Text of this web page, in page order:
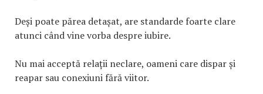
Deși poate părea detașat, are standarde foarte clare
atunci când vine vorba despre iubire.
Nu mai acceptă relații neclare, oameni care dispar și
reapar sau conexiuni fără viitor.